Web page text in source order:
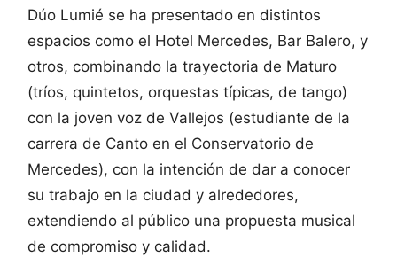
Dúo Lumié se ha presentado en distintos
espacios como el Hotel Mercedes, Bar Balero, y
otros, combinando la trayectoria de Maturo
(tríos, quintetos, orquestas típicas, de tango)
con la joven voz de Vallejos (estudiante de la
carrera de Canto en el Conservatorio de
Mercedes), con la intención de dar a conocer
su trabajo en la ciudad y alrededores,
extendiendo al público una propuesta musical
de compromiso y calidad.